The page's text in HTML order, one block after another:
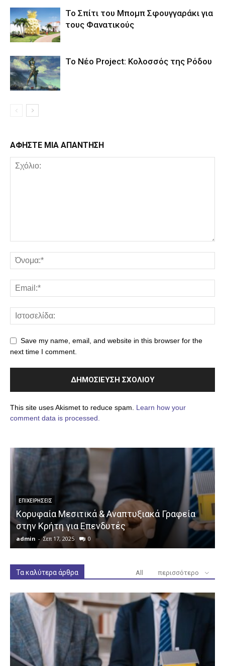
Το Σπίτι του Μπομπ Σφουγγαράκι για
τους Φανατικούς
Το Νέο Project: Κολοσσός της Ρόδου
ΑΦΗΣΤΕ ΜΙΑ ΑΠΑΝΤΗΣΗ
Save my name, email, and website in this browser for the
next time I comment.
This site uses Akismet to reduce spam. Learn how your
comment data is processed.
ΕΠΙΧΕΙΡΉΣΕΙΣ
Κορυφαία Μεσιτικά & Αναπτυξιακά Γραφεία
στην Κρήτη για Επενδυτές
admin - Σεπ 17, 2025 0
Τα καλύτερα άρθρα All περισσότερο